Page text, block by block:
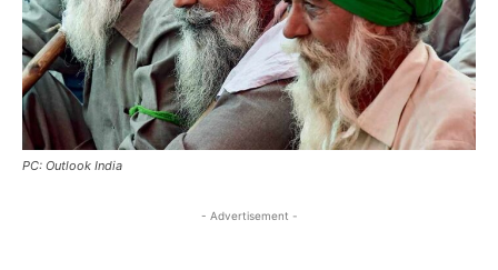
PC: Outlook India
- Advertisement -